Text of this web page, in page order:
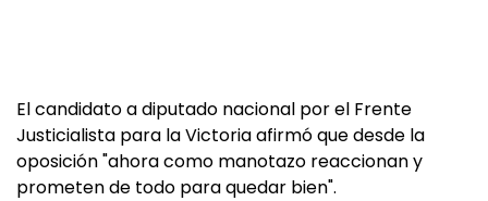
El candidato a diputado nacional por el Frente
Justicialista para la Victoria afirmó que desde la
oposición "ahora como manotazo reaccionan y
prometen de todo para quedar bien".